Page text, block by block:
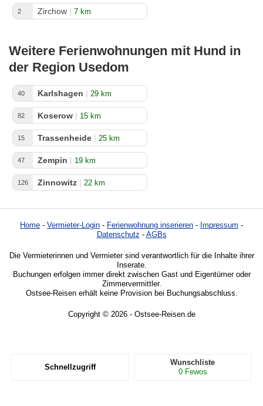
2 Zirchow | 7 km
Weitere Ferienwohnungen mit Hund in
der Region Usedom
40 Karlshagen | 29 km
82 Koserow | 15 km
15 Trassenheide | 25 km
47 Zempin | 19 km
126 Zinnowitz | 22 km
Home - Vermieter-Login - Ferienwohnung inserieren - Impressum -
Datenschutz - AGBs
Die Vermieterinnen und Vermieter sind verantwortlich für die Inhalte ihrer
Inserate.
Buchungen erfolgen immer direkt zwischen Gast und Eigentümer oder
Zimmervermittler.
Ostsee-Reisen erhält keine Provision bei Buchungsabschluss.
Copyright © 2026 - Ostsee-Reisen.de
Schnellzugriff
Wunschliste
0 Fewos